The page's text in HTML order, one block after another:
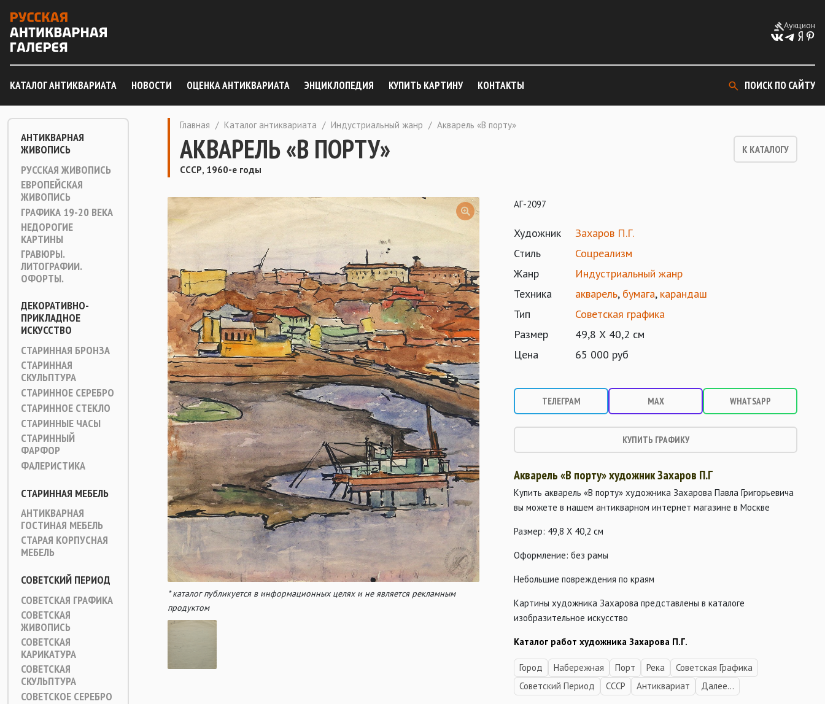
Аукцион
КАТАЛОГ АНТИКВАРИАТА НОВОСТИ ОЦЕНКА АНТИКВАРИАТА ЭНЦИКЛОПЕДИЯ КУПИТЬ КАРТИНУ КОНТАКТЫ ПОИСК ПО САЙТУ
АНТИКВАРНАЯ
ЖИВОПИСЬ
РУССКАЯ ЖИВОПИСЬ
ЕВРОПЕЙСКАЯ
ЖИВОПИСЬ
ГРАФИКА 19-20 ВЕКА
НЕДОРОГИЕ
КАРТИНЫ
ГРАВЮРЫ.
ЛИТОГРАФИИ.
ОФОРТЫ.
ДЕКОРАТИВНО-
ПРИКЛАДНОЕ
ИСКУССТВО
СТАРИННАЯ БРОНЗА
СТАРИННАЯ
СКУЛЬПТУРА
СТАРИННОЕ СЕРЕБРО
СТАРИННОЕ СТЕКЛО
СТАРИННЫЕ ЧАСЫ
СТАРИННЫЙ
ФАРФОР
ФАЛЕРИСТИКА
СТАРИННАЯ МЕБЕЛЬ
АНТИКВАРНАЯ
ГОСТИНАЯ МЕБЕЛЬ
СТАРАЯ КОРПУСНАЯ
МЕБЕЛЬ
СОВЕТСКИЙ ПЕРИОД
СОВЕТСКАЯ ГРАФИКА
СОВЕТСКАЯ
ЖИВОПИСЬ
СОВЕТСКАЯ
КАРИКАТУРА
СОВЕТСКАЯ
СКУЛЬПТУРА
СОВЕТСКОЕ СЕРЕБРО
Главная / Каталог антиквариата / Индустриальный жанр / Акварель «В порту»
АКВАРЕЛЬ «В ПОРТУ» К КАТАЛОГУ
СССР, 1960-е годы
* каталог публикуется в информационных целях и не является рекламным
продуктом
АГ-2097
Художник
Захаров П.Г.
Стиль
Соцреализм
Жанр
Индустриальный жанр
Техника
акварель, бумага, карандаш
Тип
Советская графика
Размер
49,8 Х 40,2 см
Цена
65 000 руб
ТЕЛЕГРАМ MAX WHATSAPP
КУПИТЬ ГРАФИКУ
Акварель «В порту» художник Захаров П.Г
Купить акварель «В порту» художника Захарова Павла Григорьевича
вы можете в нашем антикварном интернет магазине в Москве
Размер: 49,8 Х 40,2 см
Оформление: без рамы
Небольшие повреждения по краям
Картины художника Захарова представлены в каталоге
изобразительное искусство
Каталог работ художника Захарова П.Г.
Город Набережная Порт Река
Советская Графика
Советский Период
СССР Антиквариат Далее...